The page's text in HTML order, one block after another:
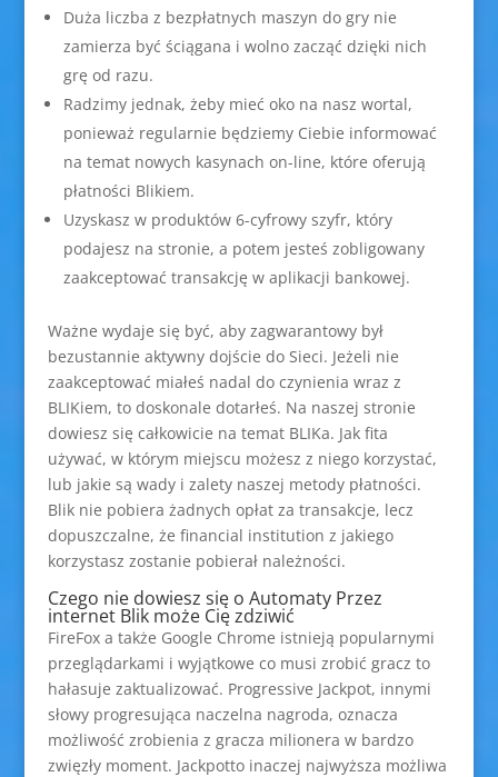
Duża liczba z bezpłatnych maszyn do gry nie
zamierza być ściągana i wolno zacząć dzięki nich
grę od razu.
Radzimy jednak, żeby mieć oko na nasz wortal,
ponieważ regularnie będziemy Ciebie informować
na temat nowych kasynach on-line, które oferują
płatności Blikiem.
Uzyskasz w produktów 6-cyfrowy szyfr, który
podajesz na stronie, a potem jesteś zobligowany
zaakceptować transakcję w aplikacji bankowej.
Ważne wydaje się być, aby zagwarantowy był
bezustannie aktywny dojście do Sieci. Jeżeli nie
zaakceptować miałeś nadal do czynienia wraz z
BLIKiem, to doskonale dotarłeś. Na naszej stronie
dowiesz się całkowicie na temat BLIKa. Jak fita
używać, w którym miejscu możesz z niego korzystać,
lub jakie są wady i zalety naszej metody płatności.
Blik nie pobiera żadnych opłat za transakcje, lecz
dopuszczalne, że financial institution z jakiego
korzystasz zostanie pobierał należności.
Czego nie dowiesz się o Automaty Przez
internet Blik może Cię zdziwić
FireFox a także Google Chrome istnieją popularnymi
przeglądarkami i wyjątkowe co musi zrobić gracz to
hałasuje zaktualizować. Progressive Jackpot, innymi
słowy progresująca naczelna nagroda, oznacza
możliwość zrobienia z gracza milionera w bardzo
zwięzły moment. Jackpotto inaczej najwyższa możliwa